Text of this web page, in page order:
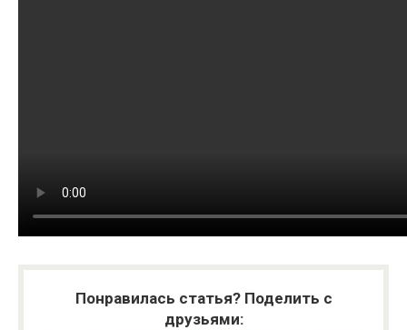
Понравилась статья? Поделить с
друзьями: